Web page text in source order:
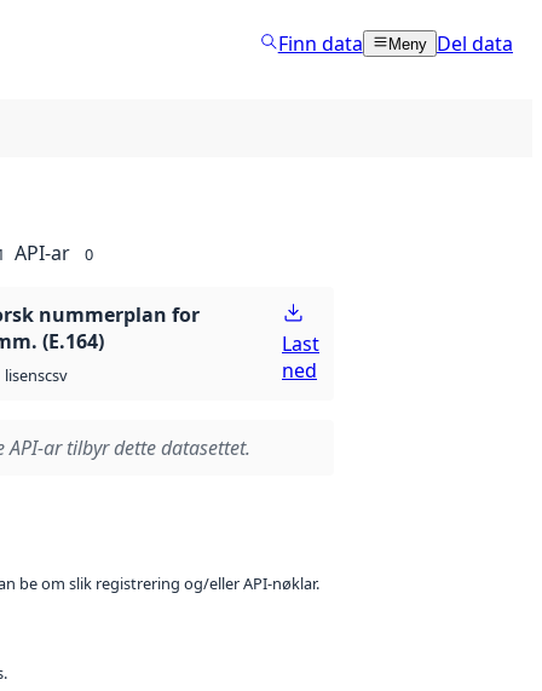
Finn data Meny Del data
API-ar 0
nummerplan for
(E.164)
lisenscsv
Last
ned
API-ar tilbyr dette datasettet.
be om slik registrering og/eller API-nøklar.